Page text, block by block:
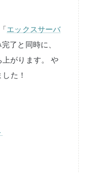
エックスサーバ
了と同時に、
がります。
や
た！